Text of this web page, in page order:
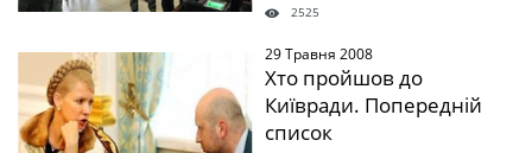
2525
29 Травня 2008
Хто пройшов до
Київради. Попередній
список